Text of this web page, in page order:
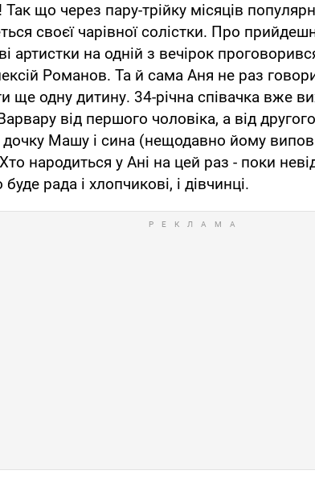
! Так що через пару-трійку місяців
своєї чарівної солістки. Про
артистки на одній з вечірок
Романов. Та й сама Аня не раз
ще одну дитину. 34-річна співачка вже
від першого чоловіка, а від
дочку Машу і сина (нещодавно йому
народиться у Ані на цей раз - поки
рада і хлопчикові, і дівчинці.